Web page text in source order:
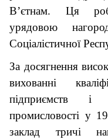
В’єтнам. Ця
урядовою
Соціалістичної
За досягнення
вихованні
підприємств і
промисловості у
заклад тричі